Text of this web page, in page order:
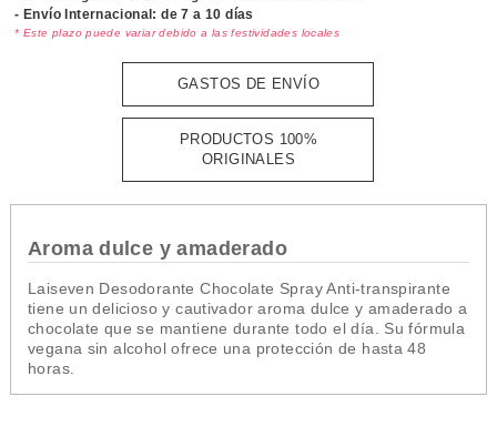
- Envío Internacional: de 7 a 10 días
* Este plazo puede variar debido a las festividades locales
GASTOS DE ENVÍO
PRODUCTOS 100%
ORIGINALES
Aroma dulce y amaderado
Laiseven Desodorante Chocolate Spray Anti-transpirante
tiene un delicioso y cautivador aroma dulce y amaderado a
chocolate que se mantiene durante todo el día. Su fórmula
vegana sin alcohol ofrece una protección de hasta 48
horas.